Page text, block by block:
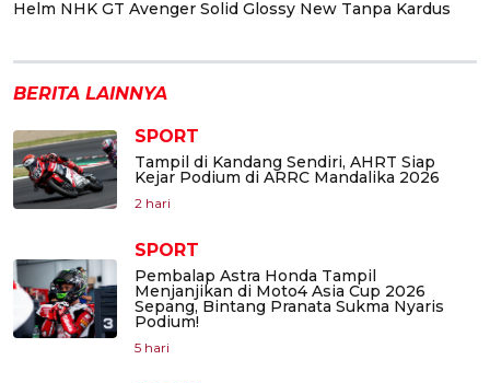
Helm NHK GT Avenger Solid Glossy New Tanpa Kardus
BERITA LAINNYA
SPORT
Tampil di Kandang Sendiri, AHRT Siap
Kejar Podium di ARRC Mandalika 2026
2 hari
SPORT
Pembalap Astra Honda Tampil
Menjanjikan di Moto4 Asia Cup 2026
Sepang, Bintang Pranata Sukma Nyaris
Podium!
5 hari